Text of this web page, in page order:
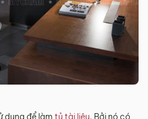
dụng để làm tủ tài liệu. Bởi nó có